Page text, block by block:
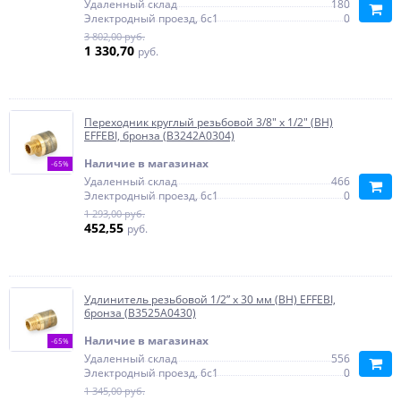
Удаленный склад
180
Электродный проезд, 6с1
0
3 802,00 руб.
1 330,70 руб.
-65%
Переходник круглый резьбовой 3/8" x 1/2" (ВН)
EFFEBI, бронза (B3242A0304)
Наличие в магазинах
Удаленный склад
466
Электродный проезд, 6с1
0
1 293,00 руб.
452,55 руб.
-65%
Удлинитель резьбовой 1/2” х 30 мм (ВН) EFFEBI,
бронза (B3525A0430)
Наличие в магазинах
Удаленный склад
556
Электродный проезд, 6с1
0
1 345,00 руб.